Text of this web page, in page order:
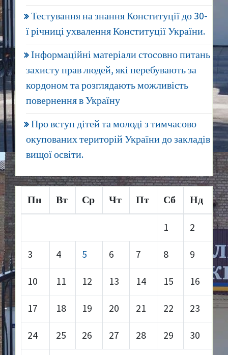
Тестування на знання Конституції до 30-
ї річниці ухвалення Конституції України.
Інформаційні матеріали стосовно питань
захисту прав людей, які перебувають за
кордоном та розглядають можливість
повернення в Україну
Про вступ дітей та молоді з тимчасово
окупованих територій України до закладів
вищої освіти.
Пн Вт Ср Чт Пт Сб Нд
1 2
3 4 5 6 7 8 9
10 11 12 13 14 15 16
17 18 19 20 21 22 23
24 25 26 27 28 29 30